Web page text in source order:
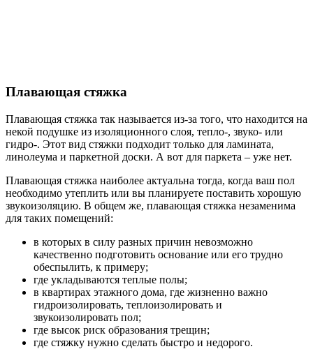
Плавающая стяжка
Плавающая стяжка так называется из-за того, что находится на
некой подушке из изоляционного слоя, тепло-, звуко- или
гидро-. Этот вид стяжки подходит только для ламината,
линолеума и паркетной доски. А вот для паркета – уже нет.
Плавающая стяжка наиболее актуальна тогда, когда ваш пол
необходимо утеплить или вы планируете поставить хорошую
звукоизоляцию. В общем же, плавающая стяжка незаменима
для таких помещений:
в которых в силу разных причин невозможно
качественно подготовить основание или его трудно
обеспылить, к примеру;
где укладываются теплые полы;
в квартирах этажного дома, где жизненно важно
гидроизолировать, теплоизолировать и
звукоизолировать пол;
где высок риск образования трещин;
где стяжку нужно сделать быстро и недорого.